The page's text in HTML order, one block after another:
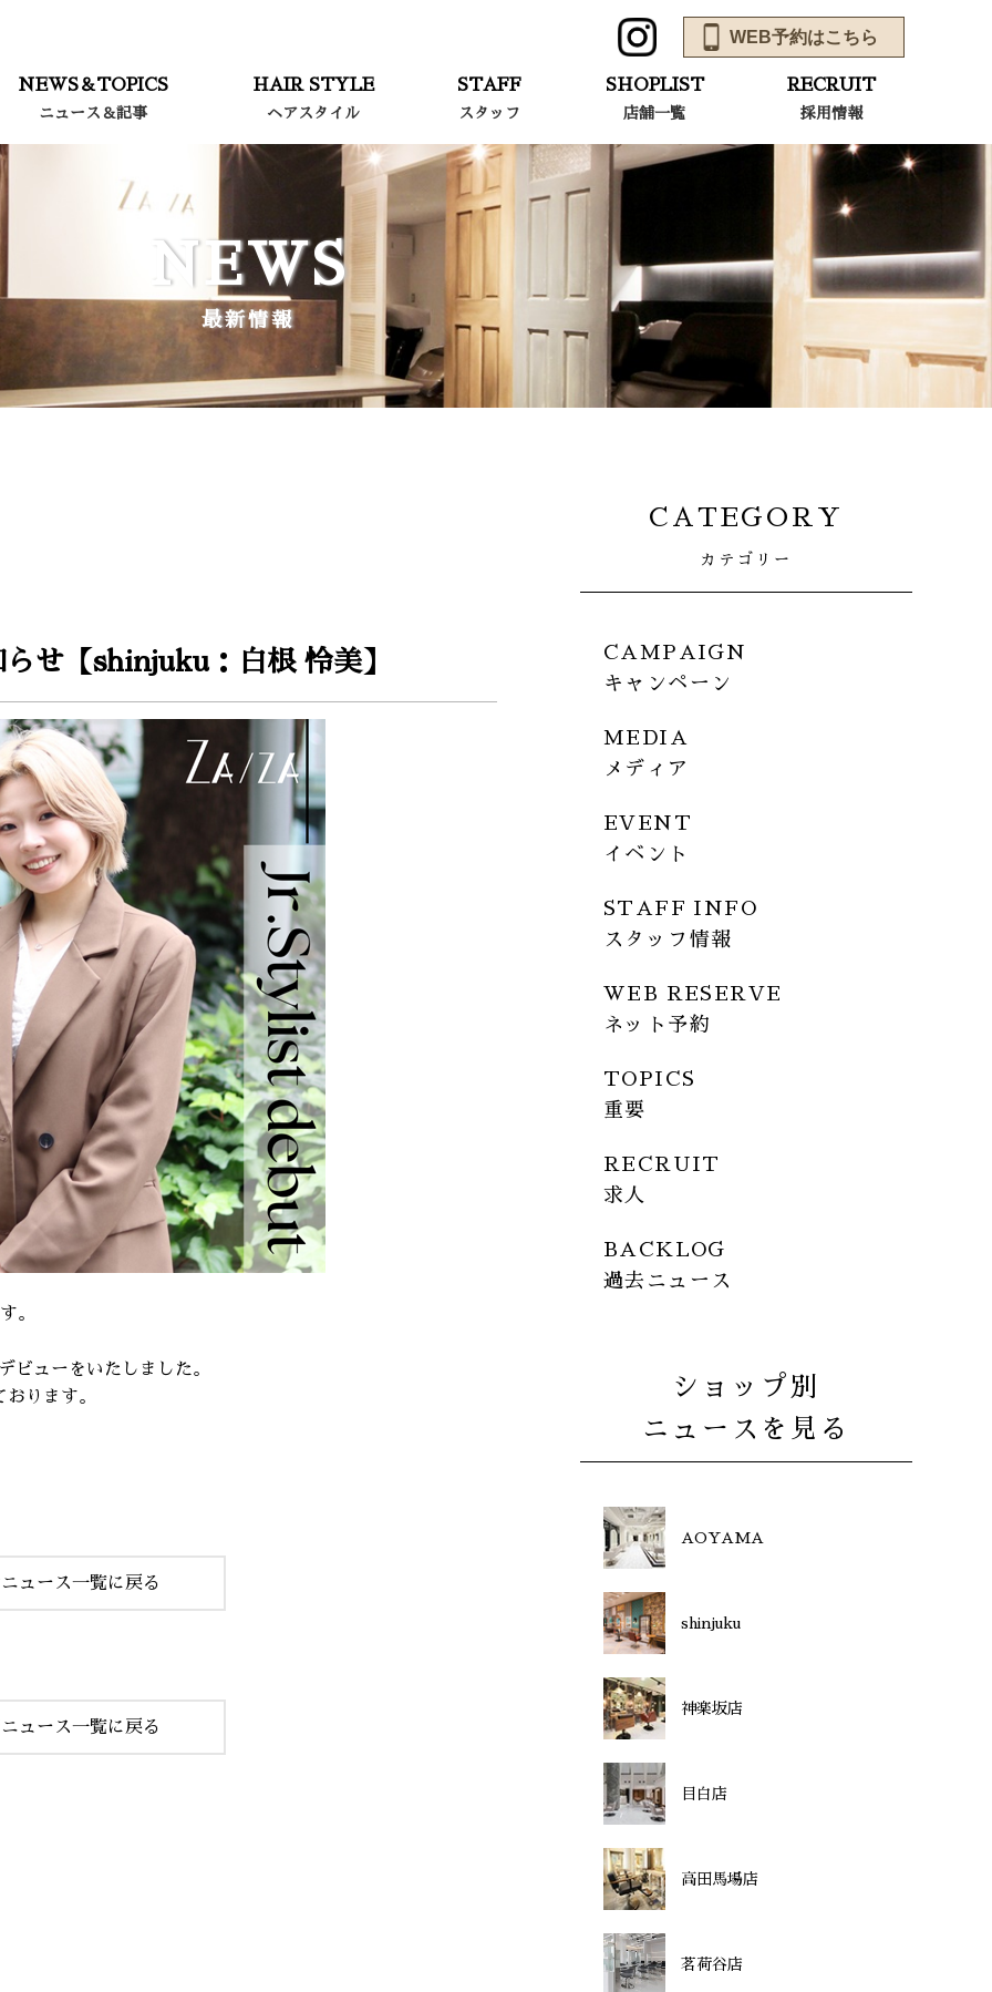
WEB予約はこちら
NEWS＆TOPICS
ニュース＆記事
HAIR STYLE
ヘアスタイル
STAFF
スタッフ
SHOPLIST
店舗一覧
RECRUIT
採用情報
NEWS
最新情報
せ【shinjuku：白根 怜美】
。
ビューをいたしました。
ります。
ュース一覧に戻る
ュース一覧に戻る
CATEGORY
カテゴリー
CAMPAIGN
キャンペーン
MEDIA
メディア
EVENT
イベント
STAFF INFO
スタッフ情報
WEB RESERVE
ネット予約
TOPICS
重要
RECRUIT
求人
BACKLOG
過去ニュース
ショップ別
ニュースを見る
AOYAMA
shinjuku
神楽坂店
目白店
高田馬場店
茗荷谷店